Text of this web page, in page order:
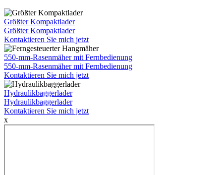
Größter Kompaktlader
Größter Kompaktlader
Kontaktieren Sie mich jetzt
550-mm-Rasenmäher mit Fernbedienung
550-mm-Rasenmäher mit Fernbedienung
Kontaktieren Sie mich jetzt
Hydraulikbaggerlader
Hydraulikbaggerlader
Kontaktieren Sie mich jetzt
x